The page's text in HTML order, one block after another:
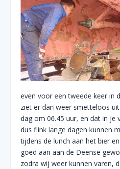
even voor een tweede keer in
ziet er dan weer smetteloos
dag om 06.45 uur, en dat in je
dus flink lange dagen kunnen
tijdens de lunch aan het bier
goed aan aan de Deense
zodra wij weer kunnen varen,